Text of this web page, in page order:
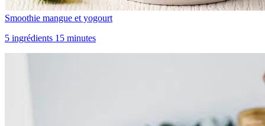
Smoothie mangue et yogourt
5 ingrédients 15 minutes